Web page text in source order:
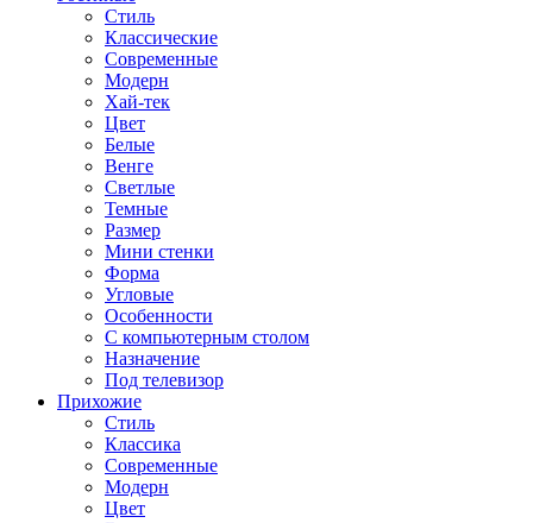
Стиль
Классические
Современные
Модерн
Хай-тек
Цвет
Белые
Венге
Светлые
Темные
Размер
Мини стенки
Форма
Угловые
Особенности
С компьютерным столом
Назначение
Под телевизор
Прихожие
Стиль
Классика
Современные
Модерн
Цвет